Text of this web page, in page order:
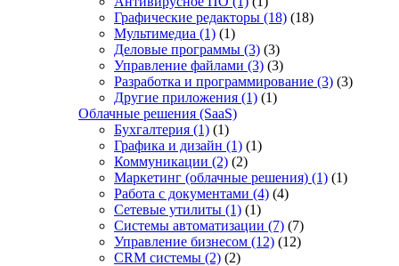
Графические редакторы (18) (18)
Мультимедиа (1) (1)
Деловые программы (3) (3)
Управление файлами (3) (3)
Разработка и программирование (3) (3)
Другие приложения (1) (1)
Облачные решения (SaaS)
Бухгалтерия (1) (1)
Графика и дизайн (1) (1)
Коммуникации (2) (2)
Маркетинг (облачные решения) (1) (1)
Работа с документами (4) (4)
Сетевые утилиты (1) (1)
Системы автоматизации (7) (7)
Управление бизнесом (12) (12)
CRM системы (2) (2)